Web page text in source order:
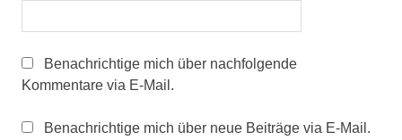
Benachrichtige mich über nachfolgende
Kommentare via E-Mail.
Benachrichtige mich über neue Beiträge via E-Mail.